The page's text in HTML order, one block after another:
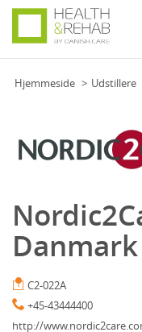
Hjemmeside Udstillere
Danmark
C2-022A
+45-43444400
http://